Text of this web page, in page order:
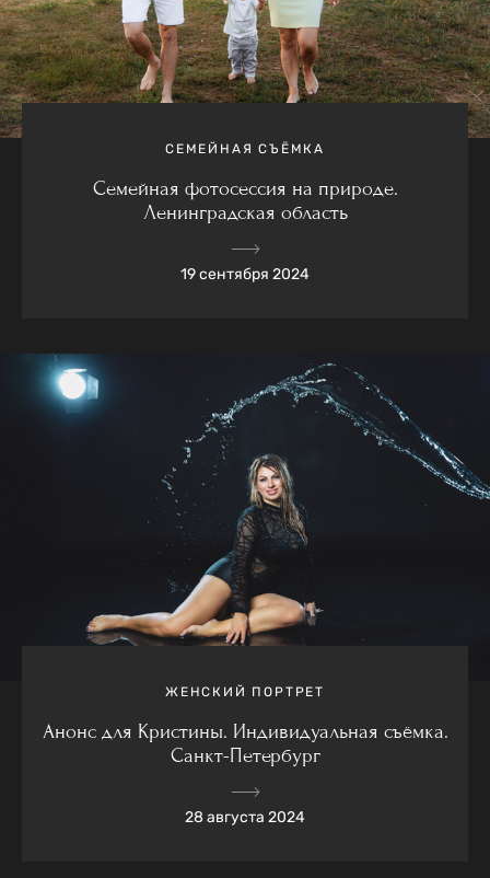
СЕМЕЙНАЯ СЪЁМКА
Семейная фотосессия на природе.
Ленинградская область
19 сентября 2024
ЖЕНСКИЙ ПОРТРЕТ
Анонс для Кристины. Индивидуальная съёмка.
Санкт-Петербург
28 августа 2024